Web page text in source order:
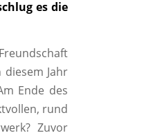
es die
diesem Jahr
Ende des
rund
Zuvor